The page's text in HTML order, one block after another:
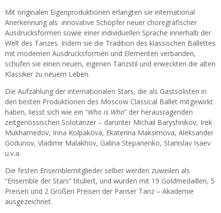
Mit originalen Eigenproduktionen erlangten sie international
Anerkennung als innovative Schöpfer neuer choregrafischer
Ausdrucksformen sowie einer individuellen Sprache innerhalb der
Welt des Tanzes. Indem sie die Tradition des klassischen Ballettes
mit modernen Ausdrucksformen und Elementen verbanden,
schufen sie einen neuen, eigenen Tanzstil und erweckten die alten
Klassiker zu neuem Leben.
Die Aufzählung der internationalen Stars, die als Gastsolisten in
den besten Produktionen des Moscow Classical Ballet mitgewirkt
haben, liesst sich wie ein “Who is Who” der herausragenden
zeitgenössischen Solotänzer – darunter Michail Baryshnikov, Irek
Mukhamedov, Irina Kolpakova, Ekaterina Maksimova, Aleksander
Godunov, Vladimir Malakhov, Galina Stepanenko, Stanislav Isaev
u.v.a.
Die festen Ensemblemitglieder selber werden zuweilen als
“Ensemble der Stars” tituliert, und wurden mit 19 Goldmedaillen, 5
Preisen und 2 Großen Preisen der Pariser Tanz – Akademie
ausgezeichnet.